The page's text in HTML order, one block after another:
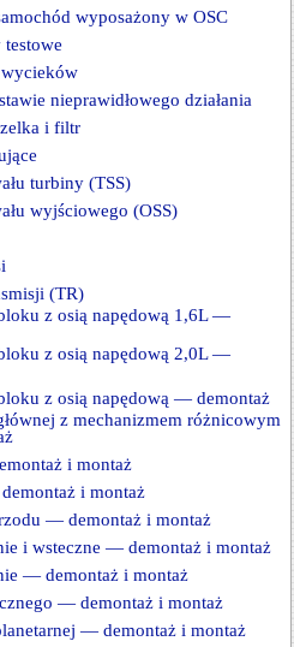
wyposażony w OSC
testowe
wycieków
nieprawidłowego działania
i filtr
turbiny (TSS)
wyjściowego (OSS)
(TR)
z osią napędową 1,6L —
z osią napędową 2,0L —
z osią napędową — demontaż
z mechanizmem różnicowym
i montaż
i montaż
— demontaż i montaż
i wsteczne — demontaż i montaż
— demontaż i montaż
— demontaż i montaż
— demontaż i montaż